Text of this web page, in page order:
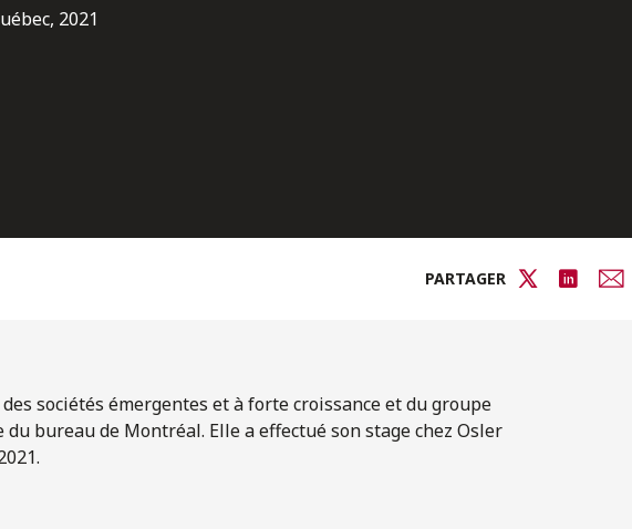
2021
PARTAGER
sociétés émergentes et à forte croissance et du groupe
bureau de Montréal. Elle a effectué son stage chez Osler